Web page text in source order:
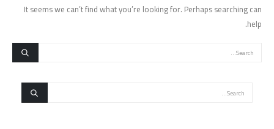
It seems we can’t find what you’re looking for. Perhaps searching can
help.